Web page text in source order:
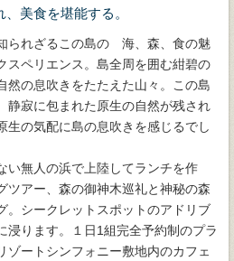
美食を堪能する。
られざるこの島の 海、森、食の魅
スペリエンス。島全周を囲む紺碧の
然の息吹きをたたえた山々。この島
静寂に包まれた原生の自然が残され
生の気配に島の息吹きを感じるでし
い無人の浜で上陸してランチを作
ツアー、森の御神木巡礼と神秘の森
。シークレットスポットのアドリブ
浸ります。１日1組完全予約制のプラ
ゾートシンフォニー敷地内のカフェ